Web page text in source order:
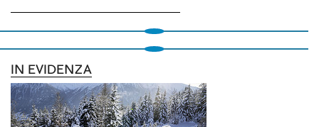
IN EVIDENZA